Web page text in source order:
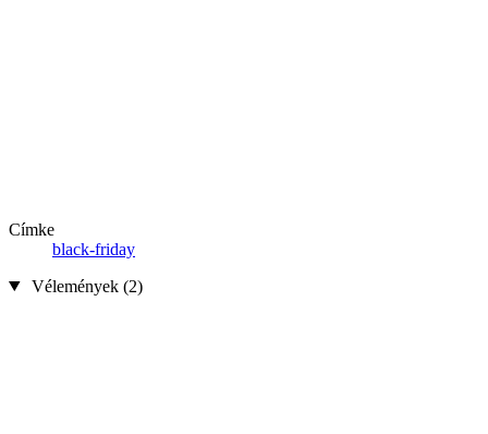
Címke
black-friday
Vélemények (2)